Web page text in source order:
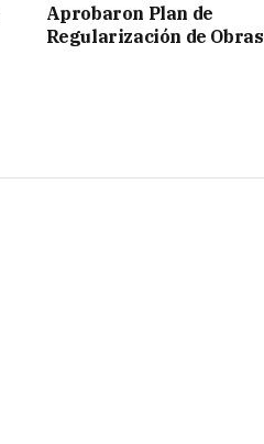
Aprobaron Plan de
Regularización de Obras